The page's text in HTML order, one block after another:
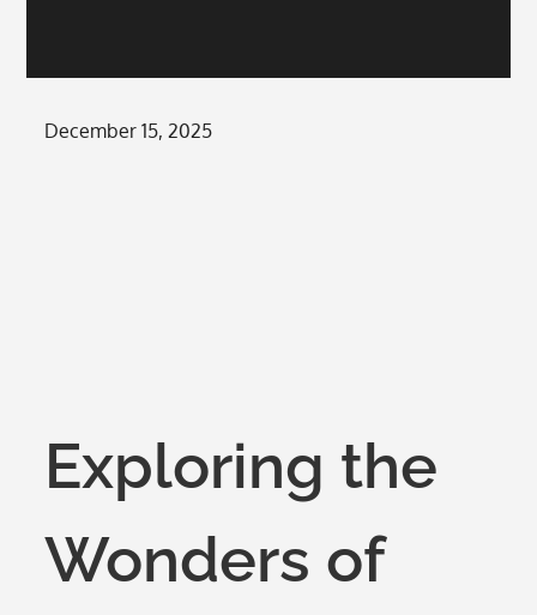
Posted
December 15, 2025
Exploring the
Wonders of